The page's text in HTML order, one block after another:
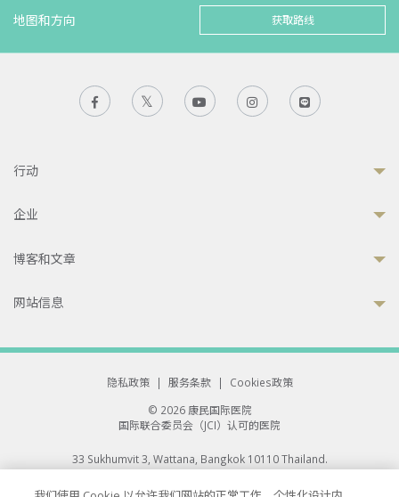
地图和方向 获取路线
行动
企业
博客和文章
网站信息
隐私政策 | 服务条款 |
Cookies政策
© 2026 康民国际医院
国际联合委员会（JCI）认可的医院
33 Sukhumvit 3, Wattana, Bangkok 10110 Thailand.
All rights reserved.